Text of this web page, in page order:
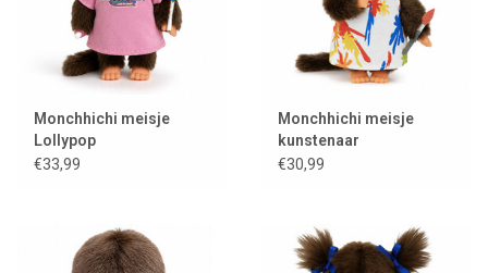
Monchhichi meisje
Lollypop
€33,99
Monchhichi meisje
kunstenaar
€30,99